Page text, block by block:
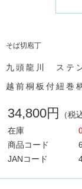
そば切庖丁
九頭龍川 ステ
越前桐板付紐
34,800円
（税
在庫
商品コード
JANコード